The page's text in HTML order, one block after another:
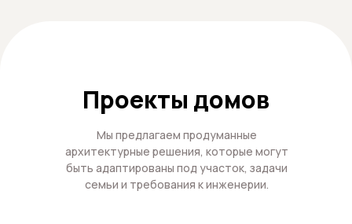
Проекты домов
Мы предлагаем продуманные
архитектурные решения, которые могут
быть адаптированы под участок, задачи
семьи и требования к инженерии.